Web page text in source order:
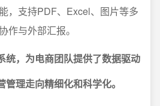
，支持PDF、Excel、图片等多
作与外部汇报。
统，为电商团队提供了数据驱动
理走向精细化和科学化。